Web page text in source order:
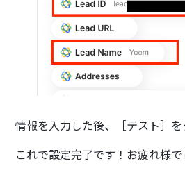
情報を入力した後、［テスト］
これで設定完了です！お疲れ様で